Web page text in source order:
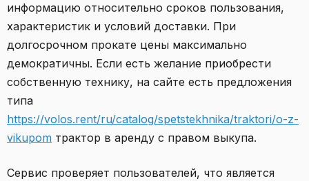
информацию относительно сроков пользования,
характеристик и условий доставки. При
долгосрочном прокате цены максимально
демократичны. Если есть желание приобрести
собственную технику, на сайте есть предложения
типа
https://volos.rent/ru/catalog/spetstekhnika/traktori/o-z-
vikupom трактор в аренду с правом выкупа.
Сервис проверяет пользователей, что является